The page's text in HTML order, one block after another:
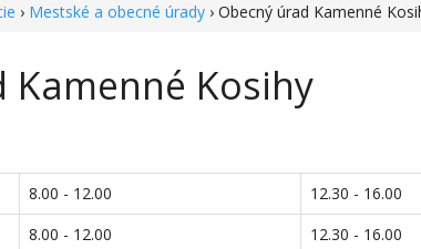
› Mestské a obecné úrady › Obecný úrad Kamenné
Kamenné Kosihy
8.00 - 12.00
12.30 - 16.00
8.00 - 12.00
12.30 - 16.00